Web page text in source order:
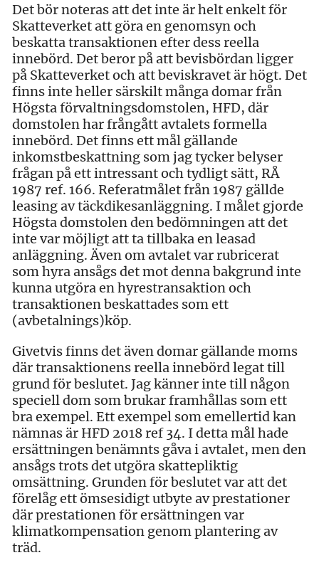
Det bör noteras att det inte är helt enkelt för
Skatteverket att göra en genomsyn och
beskatta transaktionen efter dess reella
innebörd. Det beror på att bevisbördan ligger
på Skatteverket och att beviskravet är högt. Det
finns inte heller särskilt många domar från
Högsta förvaltningsdomstolen, HFD, där
domstolen har frångått avtalets formella
innebörd. Det finns ett mål gällande
inkomstbeskattning som jag tycker belyser
frågan på ett intressant och tydligt sätt, RÅ
1987 ref. 166. Referatmålet från 1987 gällde
leasing av täckdikesanläggning. I målet gjorde
Högsta domstolen den bedömningen att det
inte var möjligt att ta tillbaka en leasad
anläggning. Även om avtalet var rubricerat
som hyra ansågs det mot denna bakgrund inte
kunna utgöra en hyrestransaktion och
transaktionen beskattades som ett
(avbetalnings)köp.
Givetvis finns det även domar gällande moms
där transaktionens reella innebörd legat till
grund för beslutet. Jag känner inte till någon
speciell dom som brukar framhållas som ett
bra exempel. Ett exempel som emellertid kan
nämnas är HFD 2018 ref 34. I detta mål hade
ersättningen benämnts gåva i avtalet, men den
ansågs trots det utgöra skattepliktig
omsättning. Grunden för beslutet var att det
förelåg ett ömsesidigt utbyte av prestationer
där prestationen för ersättningen var
klimatkompensation genom plantering av
träd.